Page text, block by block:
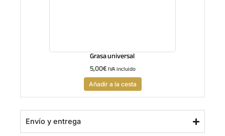
Grasa universal
5,00€IVA incluido
Añadir a la cesta
Envío y entrega